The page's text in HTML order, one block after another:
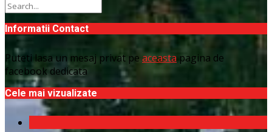
Informatii Contact
Puteti lasa un mesaj privat pe aceasta pagina de
facebook dedicata
Cele mai vizualizate